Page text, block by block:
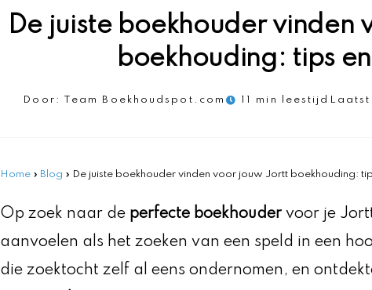
De juiste boekhouder vinden
boekhouding: tips
Door: Team Boekhoudspot.com 11 min leestijd
Home » Blog » De juiste boekhouder vinden voor jouw Jortt boekhouding:
Op zoek naar de perfecte boekhoudervoor je
aanvoelen als het zoeken van een speld in een
die zoektocht zelf al eens ondernomen, en